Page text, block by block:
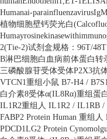
Humanai-
植物细胞壁钙荧光白
2(Tie-2)试剂盒规格： 96T/48T
B淋巴细胞白血病前体蛋白转
三磷酸腺苷受体受体P2X3抗
VTCN1重组小鼠 B7-H4 /
白介素8受体α(IL8Rα)重组蛋
IL1R2重组人 IL1R2 / IL1RB /
FABP2 Protein Human 重组人
PDCD1LG2 Protein